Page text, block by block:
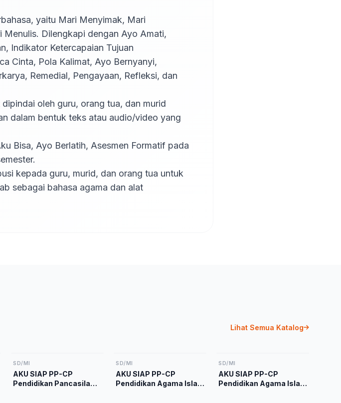
Dilengkapi dengan Ayo Amati,
Indikator Ketercapaian Tujuan
Cinta, Pola Kalimat, Ayo Bernyanyi,
Remedial, Pengayaan, Refleksi, dan
dalam bentuk teks atau audio/video yang
kepada guru, murid, dan orang tua untuk
sebagai bahasa agama dan alat
Lihat Semua Katalog
SD/MI
AKU SIAP PP-CP
Pendidikan Pancasila
SD/MI
AKU SIAP PP-CP
Pendidikan Agama Islam
SD/MI
AKU SIAP PP-CP
Pendidikan Agama Islam